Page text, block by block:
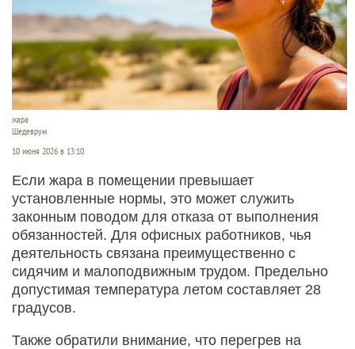
жара
Шедеврум
10 июня 2026 в 13:10
Если жара в помещении превышает
установленные нормы, это может служить
законным поводом для отказа от выполнения
обязанностей. Для офисных работников, чья
деятельность связана преимущественно с
сидячим и малоподвижным трудом. Предельно
допустимая температура летом составляет 28
градусов.
Также обратили внимание, что перегрев на